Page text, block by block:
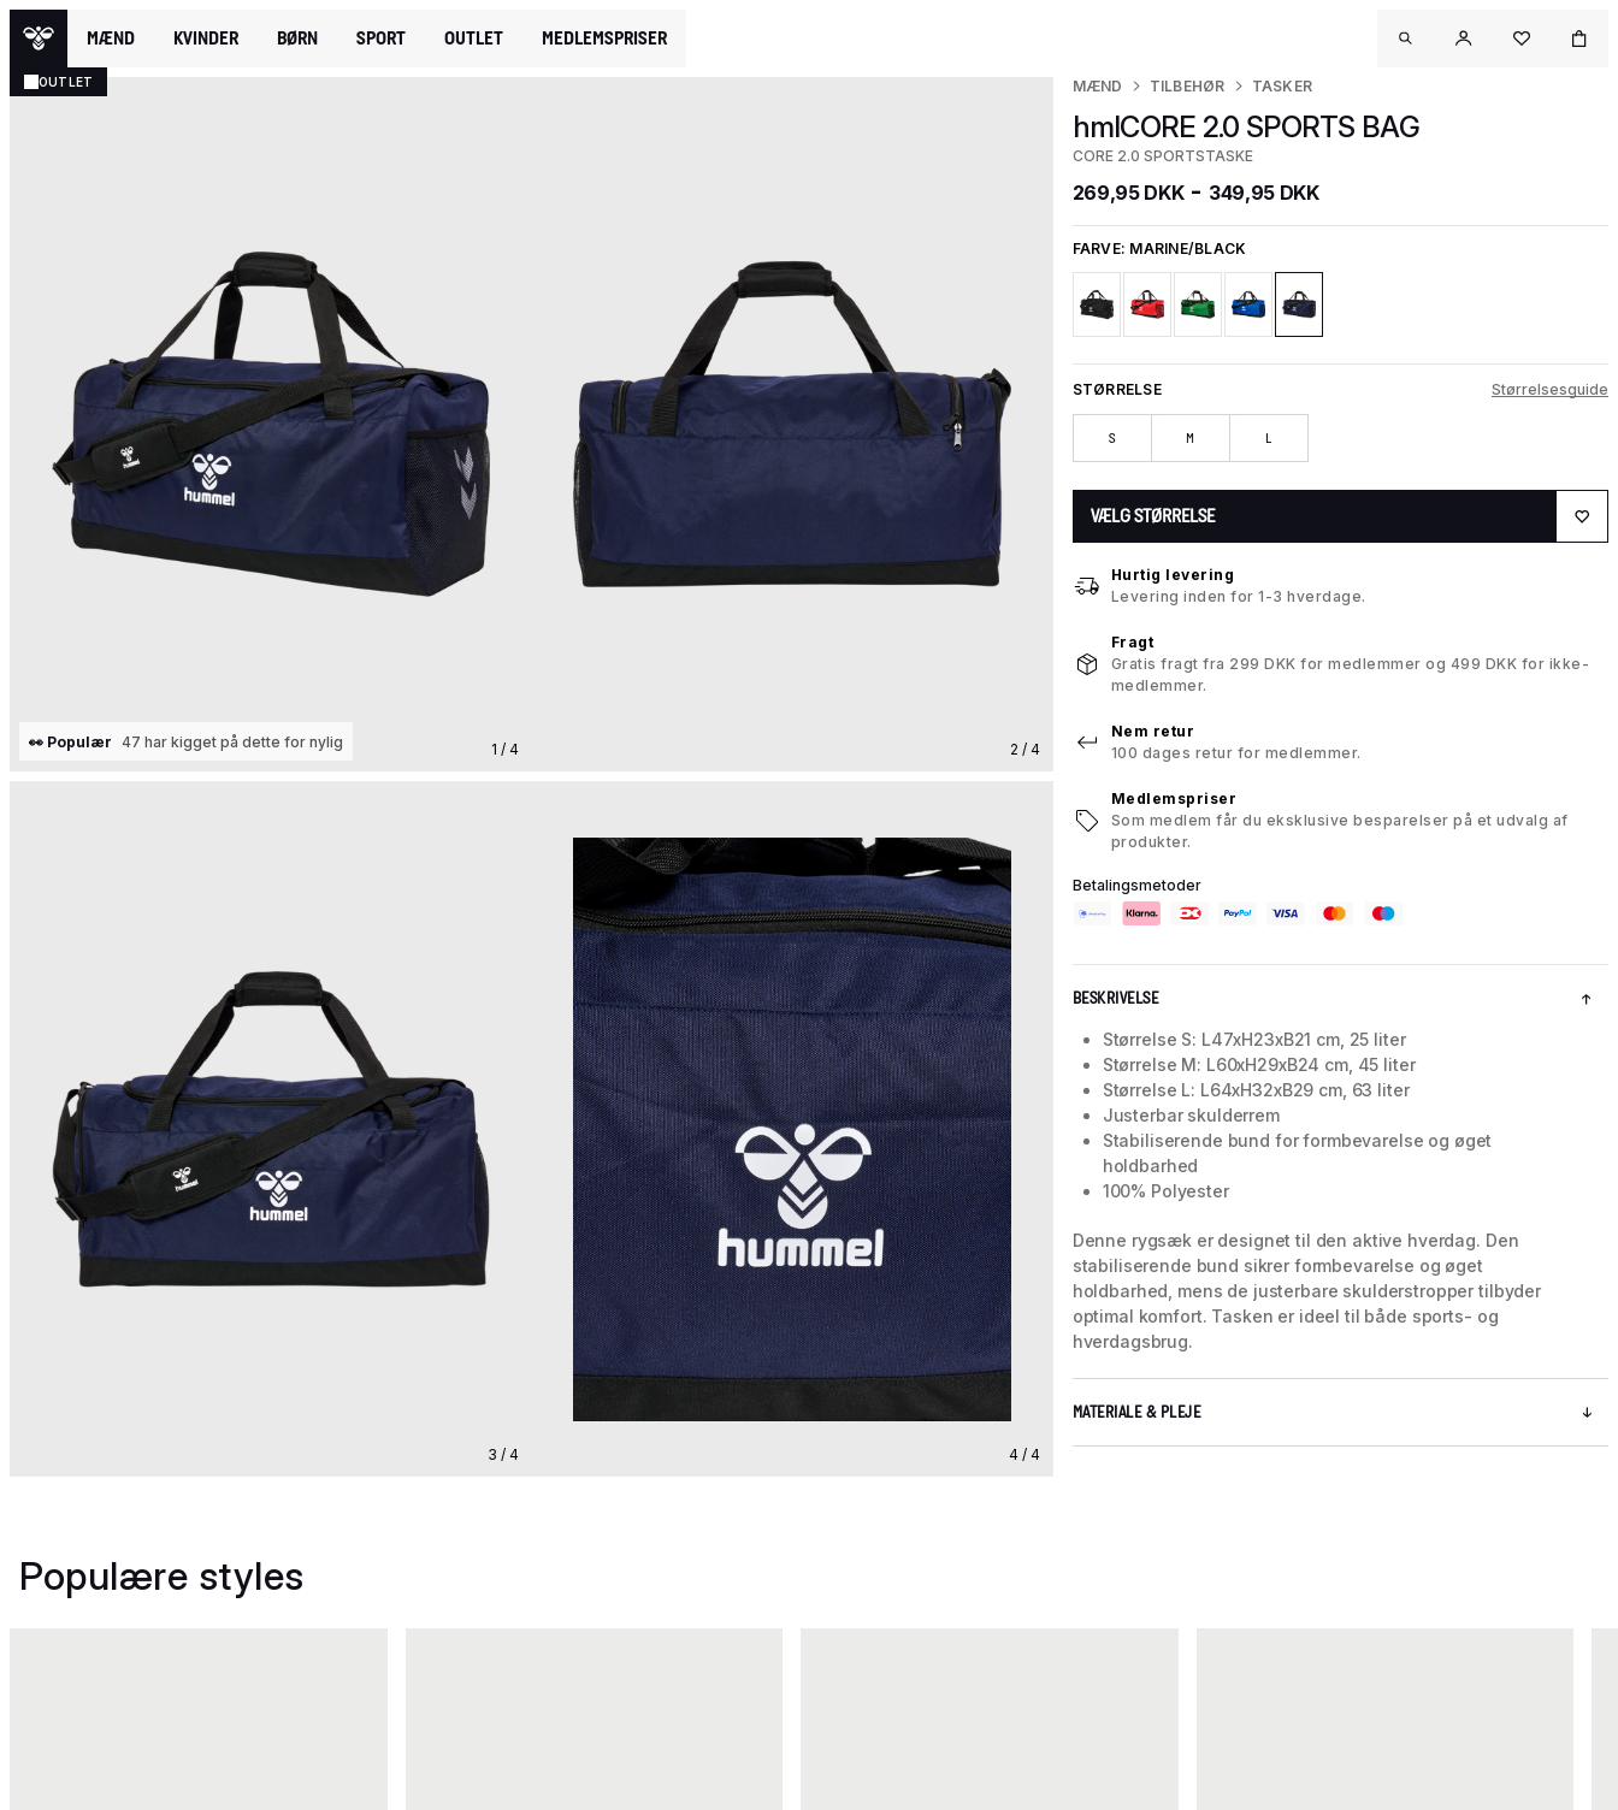
MÆND KVINDER BØRN SPORT OUTLET MEDLEMSPRISER
OUTLET
1 / 4
👀 Populær 47 har kigget på dette for nylig 2 / 4
3 / 4 4 / 4
MÆND TILBEHØR TASKER
hmlCORE 2.0 SPORTS BAG
CORE 2.0 SPORTSTASKE
269,95 DKK - 349,95 DKK
FARVE: MARINE/BLACK
STØRRELSE Størrelsesguide
S M L
VÆLG STØRRELSE
Hurtig levering
Levering inden for 1-3 hverdage.
Fragt
Gratis fragt fra 299 DKK for medlemmer og 499 DKK for ikke-
medlemmer.
Nem retur
100 dages retur for medlemmer.
Medlemspriser
Som medlem får du eksklusive besparelser på et udvalg af
produkter.
Betalingsmetoder
BESKRIVELSE
Størrelse S: L47xH23xB21 cm, 25 liter
Størrelse M: L60xH29xB24 cm, 45 liter
Størrelse L: L64xH32xB29 cm, 63 liter
Justerbar skulderrem
Stabiliserende bund for formbevarelse og øget
holdbarhed
100% Polyester
Denne rygsæk er designet til den aktive hverdag. Den
stabiliserende bund sikrer formbevarelse og øget
holdbarhed, mens de justerbare skulderstropper tilbyder
optimal komfort. Tasken er ideel til både sports- og
hverdagsbrug.
MATERIALE & PLEJE
Populære styles